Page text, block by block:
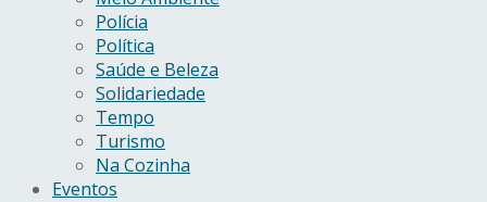
Polícia
Política
Saúde e Beleza
Solidariedade
Tempo
Turismo
Na Cozinha
Eventos